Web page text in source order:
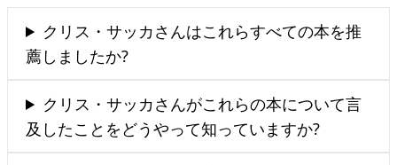
クリス・サッカさんはこれらすべての本を推
薦しましたか?
クリス・サッカさんがこれらの本について言
及したことをどうやって知っていますか?